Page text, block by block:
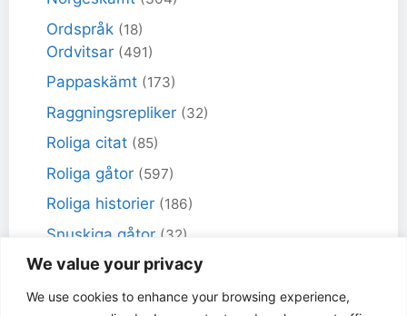
We value your privacy
We use cookies to enhance your browsing experience,
Ordspråk (18)
Ordvitsar (491)
Pappaskämt (173)
Raggningsrepliker (32)
Roliga citat (85)
Roliga gåtor (597)
Roliga historier (186)
Snuskiga gåtor (32)
Snuskiga skämt(98)
Sportskämt (18)